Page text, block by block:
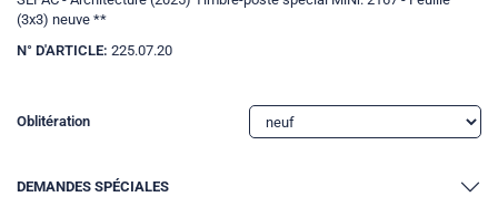
(3x3) neuve **
N° D'ARTICLE: 225.07.20
Oblitération
DEMANDES SPÉCIALES